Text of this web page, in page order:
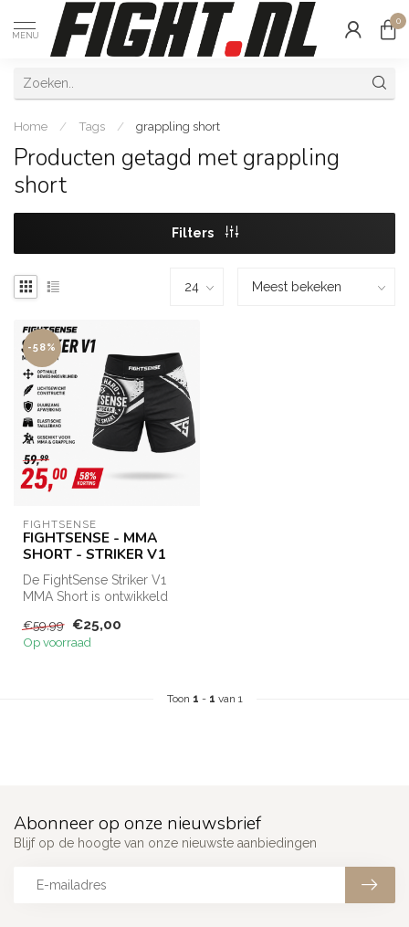
MENU
0
Home / Tags / grappling short
Producten getagd met grappling
short
Filters
-58%
FIGHTSENSE
FIGHTSENSE - MMA
SHORT - STRIKER V1
De FightSense Striker V1
MMA Short is ontwikkeld
vechtspo...
€59,99 €25,00
Op voorraad
Toon 1 - 1 van 1
Abonneer op onze nieuwsbrief
Blijf op de hoogte van onze nieuwste aanbiedingen